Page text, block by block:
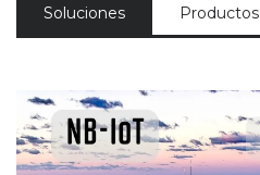
Soluciones Productos